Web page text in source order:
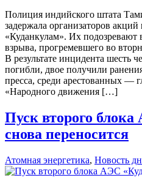
Полиция индийского штата
задержала организаторов
«Куданкулам». Их подозревают
взрыва, прогремевшего во
В результате инцидента шесть
погибли, двое получили
пресса, среди арестованных —
«Народного движения […]
Пуск второго
снова переносится
Атомная энергетика, Новость